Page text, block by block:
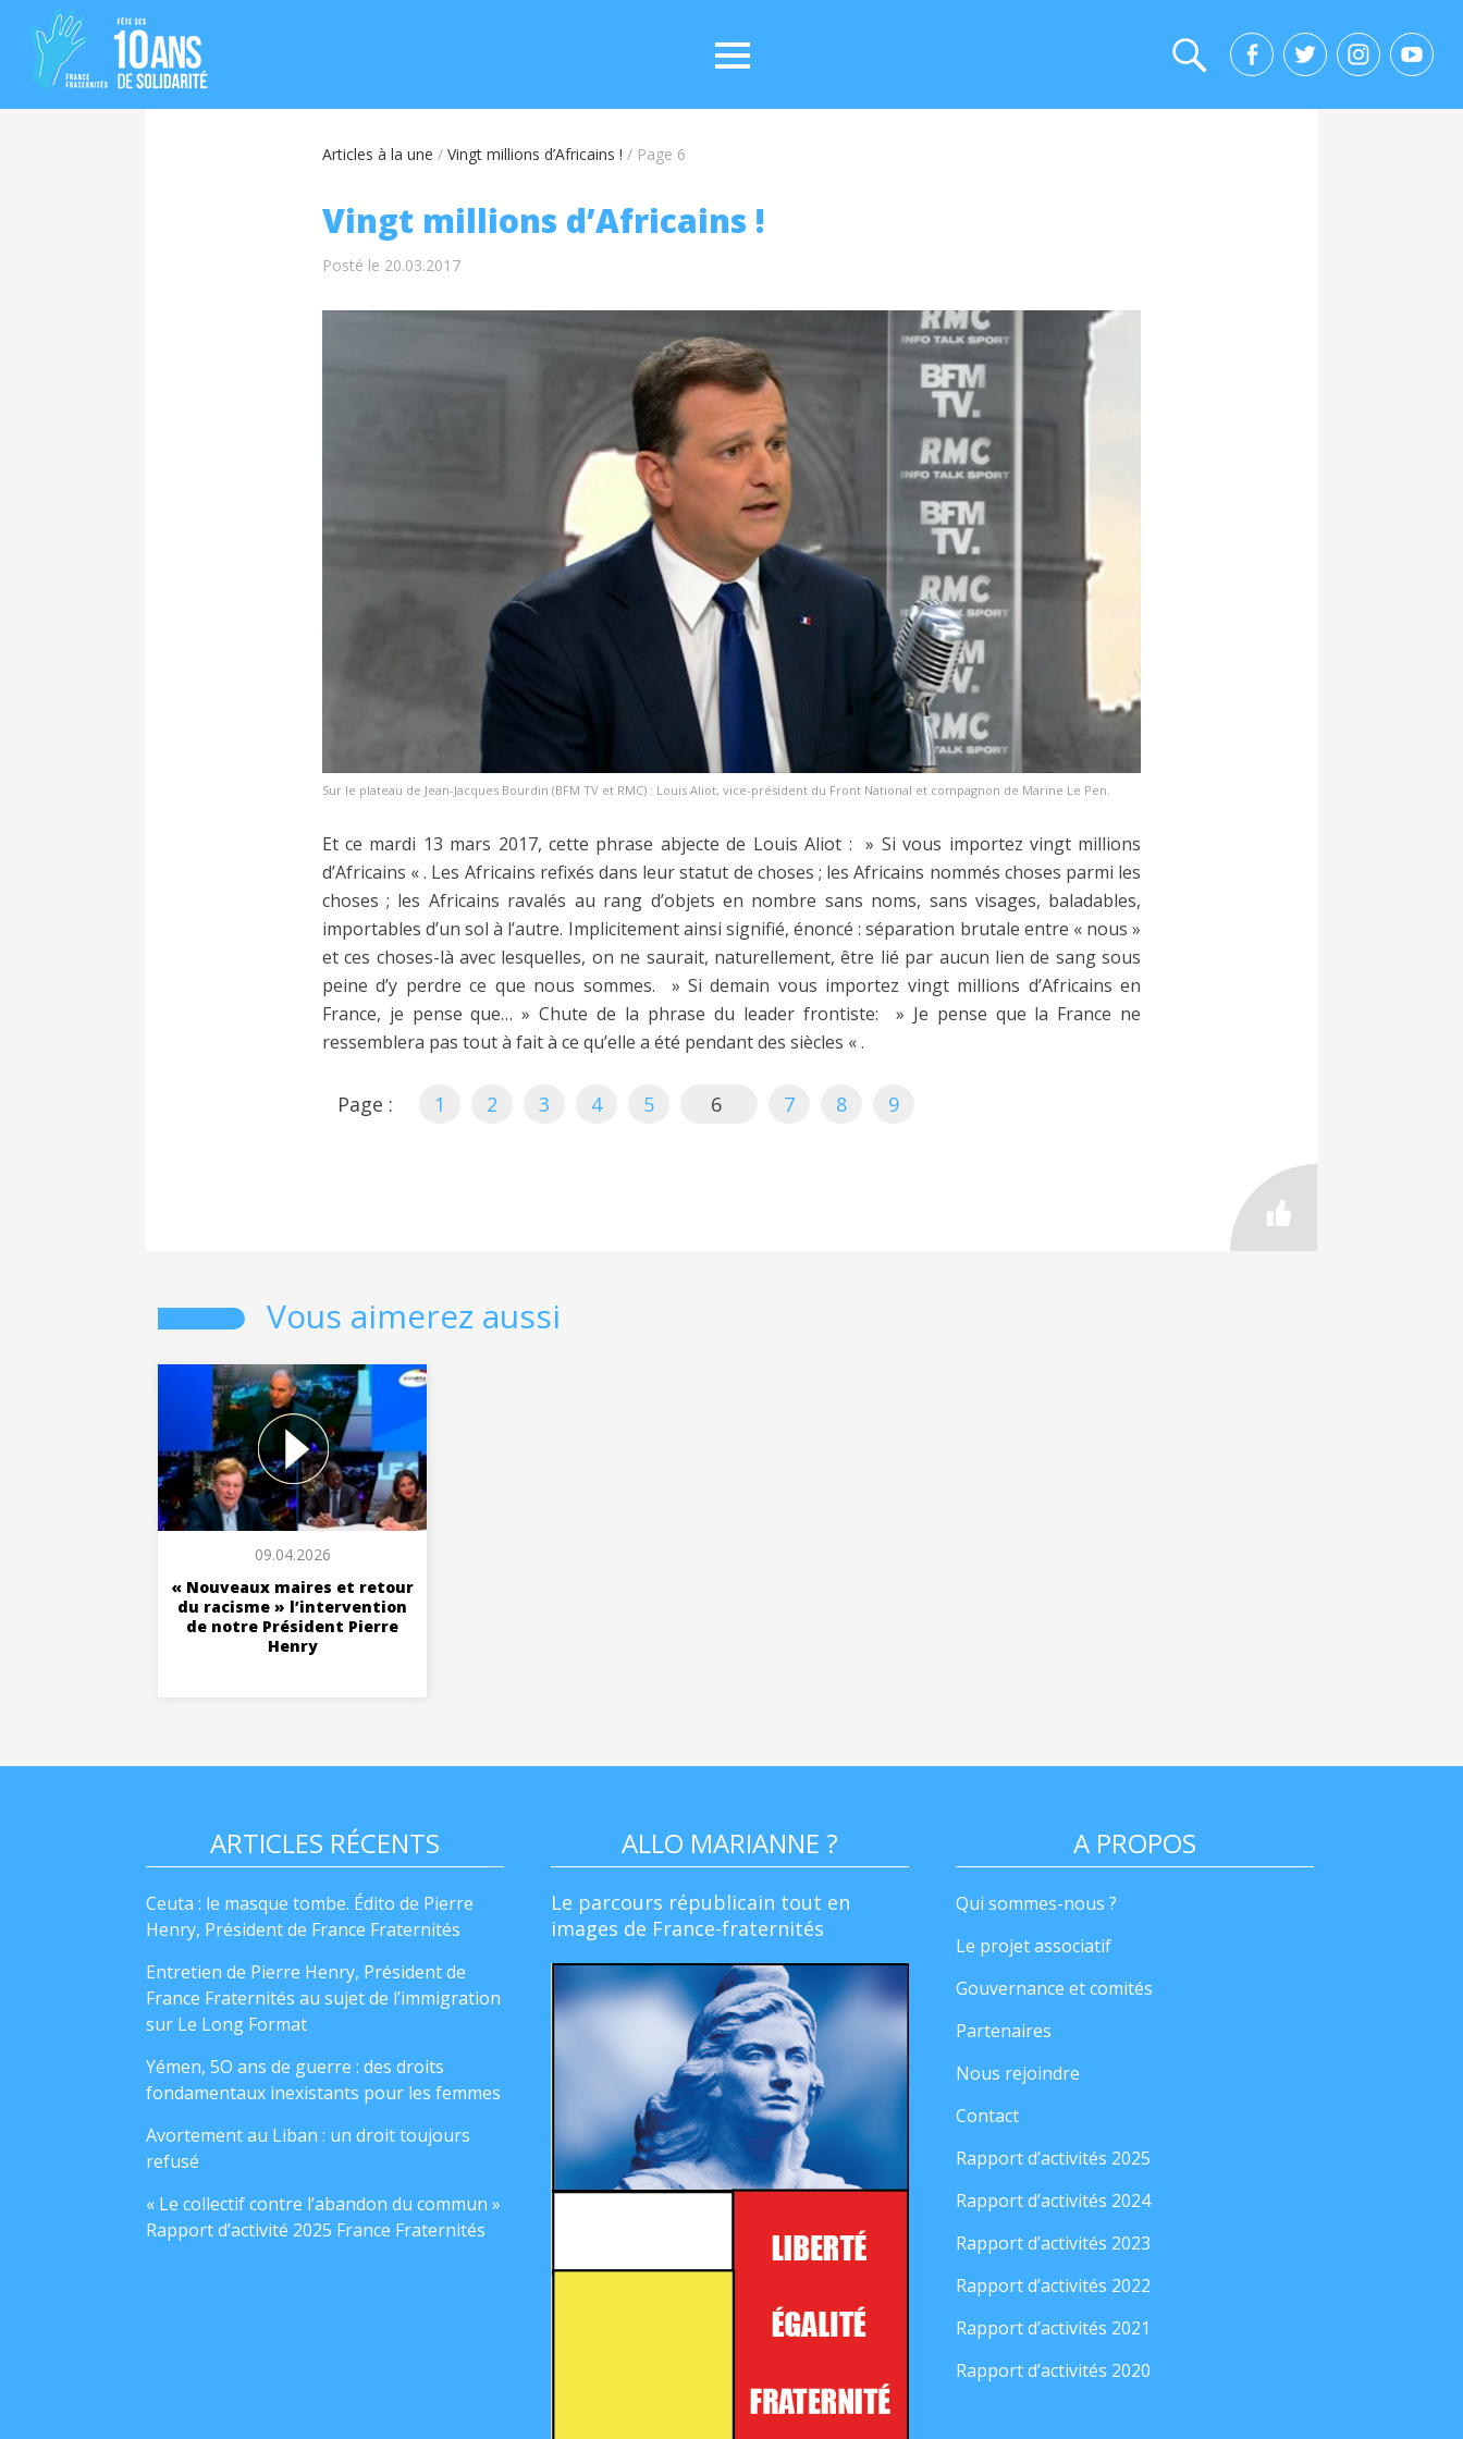
Articles à la une / Vingt millions d’Africains ! / Page 6
Vingt millions d’Africains !
Posté le 20.03.2017
Sur le plateau de Jean-Jacques Bourdin (BFM TV et RMC) : Louis Aliot, vice-président du Front National et compagnon de Marine Le Pen.
Et ce mardi 13 mars 2017, cette phrase abjecte de Louis Aliot : » Si vous importez vingt millions
d’Africains « . Les Africains refixés dans leur statut de choses ; les Africains nommés choses parmi les
choses ; les Africains ravalés au rang d’objets en nombre sans noms, sans visages, baladables,
importables d’un sol à l’autre. Implicitement ainsi signifié, énoncé : séparation brutale entre « nous »
et ces choses-là avec lesquelles, on ne saurait, naturellement, être lié par aucun lien de sang sous
peine d’y perdre ce que nous sommes. » Si demain vous importez vingt millions d’Africains en
France, je pense que… » Chute de la phrase du leader frontiste: » Je pense que la France ne
ressemblera pas tout à fait à ce qu’elle a été pendant des siècles « .
Page : 1 2 3 4 5 6 7 8 9
Vous aimerez aussi
09.04.2026
« Nouveaux maires et retour
du racisme » l’intervention
de notre Président Pierre
Henry
ARTICLES RÉCENTS
Ceuta : le masque tombe. Édito de Pierre
Henry, Président de France Fraternités
Entretien de Pierre Henry, Président de
France Fraternités au sujet de l’immigration
sur Le Long Format
Yémen, 5O ans de guerre : des droits
fondamentaux inexistants pour les femmes
Avortement au Liban : un droit toujours
refusé
« Le collectif contre l’abandon du commun »
Rapport d’activité 2025 France Fraternités
ALLO MARIANNE ?
Le parcours républicain tout en
images de France-fraternités
A PROPOS
Qui sommes-nous ?
Le projet associatif
Gouvernance et comités
Partenaires
Nous rejoindre
Contact
Rapport d’activités 2025
Rapport d’activités 2024
Rapport d’activités 2023
Rapport d’activités 2022
Rapport d’activités 2021
Rapport d’activités 2020